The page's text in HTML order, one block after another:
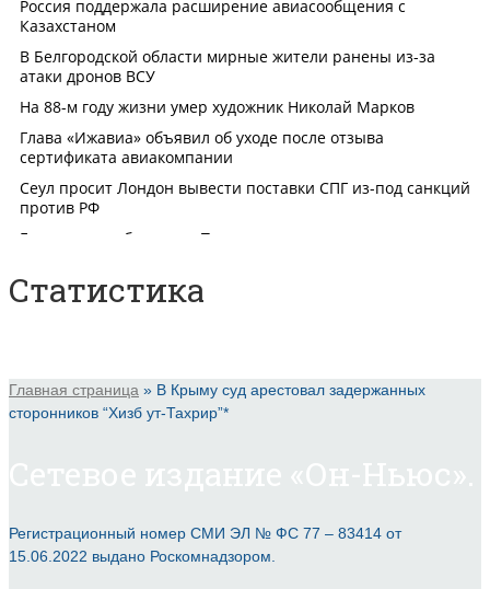
Статистика
Главная страница » В Крыму суд арестовал задержанных
сторонников “Хизб ут-Тахрир”*
Регистрационный номер СМИ ЭЛ № ФС 77 – 83414 от
15.06.2022 выдано Роскомнадзором.